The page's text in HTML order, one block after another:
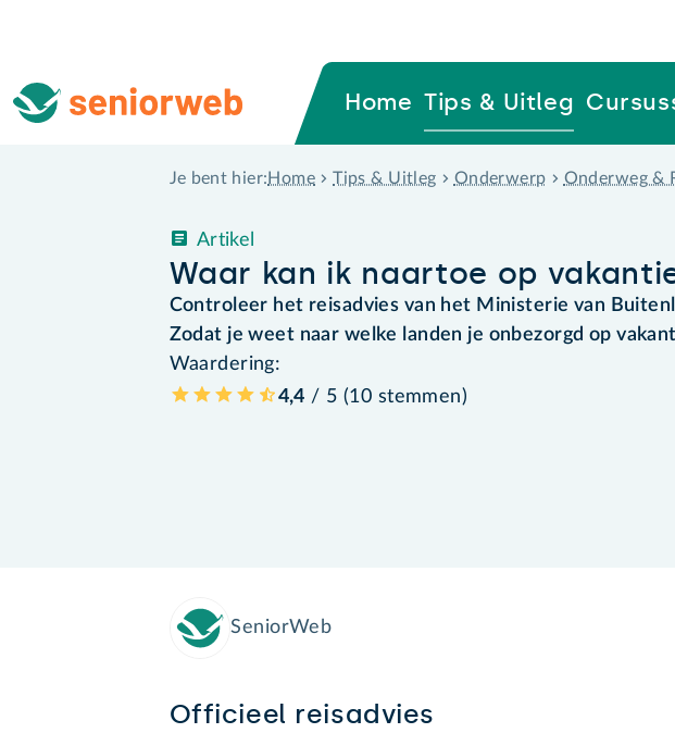
Home Tips & Uitleg
Je bent hier: Home Tips & Uitleg Onderwerp Onderweg &
Waar kan ik naartoe op
Artikel
Controleer het reisadvies van het Ministerie van
Zodat je weet naar welke landen je onbezorgd op
Waardering:
4,4 / 5 (10 stemmen)
SeniorWeb
Officieel reisadvies